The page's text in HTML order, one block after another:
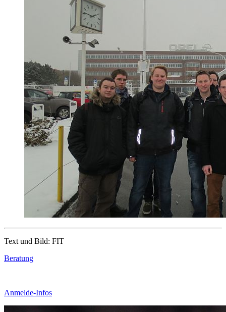
Text und Bild: FIT
Beratung
Anmelde-Infos